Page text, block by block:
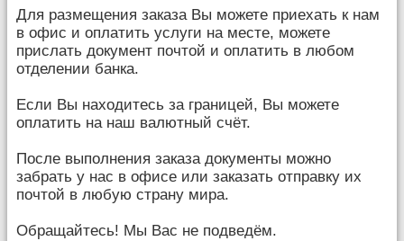
Для размещения заказа Вы можете приехать к нам
в офис и оплатить услуги на месте, можете
прислать документ почтой и оплатить в любом
отделении банка.
Если Вы находитесь за границей, Вы можете
оплатить на наш валютный счёт.
После выполнения заказа документы можно
забрать у нас в офисе или заказать отправку их
почтой в любую страну мира.
Обращайтесь! Мы Вас не подведём.